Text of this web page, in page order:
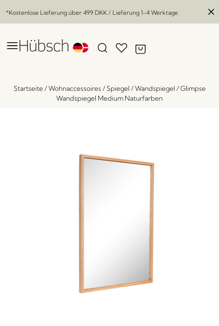
*Kostenlose Lieferung über 499 DKK / Lieferung 1-4 Werktage
Startseite/Wohnaccessoires / Spiegel /Wandspiegel /Glimpse
Wandspiegel Medium Naturfarben